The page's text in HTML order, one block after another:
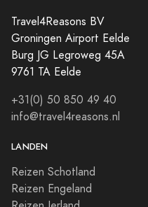
Travel4Reasons BV
Groningen Airport Eelde
Burg JG Legroweg 45A
9761 TA Eelde
+31(0) 50 850 49 40
info@travel4reasons.nl
LANDEN
Reizen Schotland
Reizen Engeland